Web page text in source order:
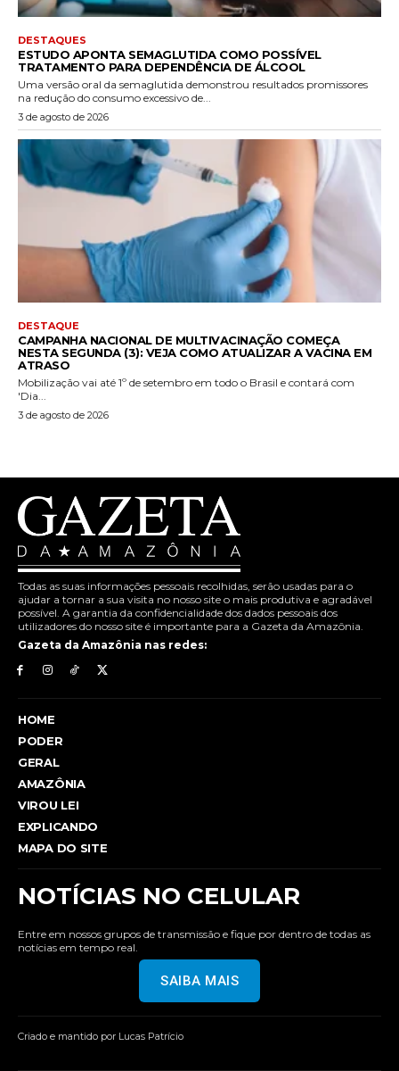
DESTAQUES
ESTUDO APONTA SEMAGLUTIDA COMO POSSÍVEL
TRATAMENTO PARA DEPENDÊNCIA DE ÁLCOOL
Uma versão oral da semaglutida demonstrou resultados promissores
na redução do consumo excessivo de...
3 de agosto de 2026
DESTAQUE
CAMPANHA NACIONAL DE MULTIVACINAÇÃO COMEÇA
NESTA SEGUNDA (3): VEJA COMO ATUALIZAR A VACINA EM
ATRASO
Mobilização vai até 1º de setembro em todo o Brasil e contará com
'Dia...
3 de agosto de 2026
Todas as suas informações pessoais recolhidas, serão usadas para o
ajudar a tornar a sua visita no nosso site o mais produtiva e agradável
possível. A garantia da confidencialidade dos dados pessoais dos
utilizadores do nosso site é importante para a Gazeta da Amazônia.
Gazeta da Amazônia nas redes:
HOME
PODER
GERAL
AMAZÔNIA
VIROU LEI
EXPLICANDO
MAPA DO SITE
NOTÍCIAS NO CELULAR
Entre em nossos grupos de transmissão e fique por dentro de todas as
notícias em tempo real.
SAIBA MAIS
Criado e mantido por Lucas Patrício